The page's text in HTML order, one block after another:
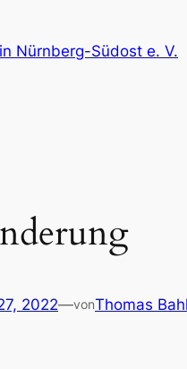
Nürnberg-Südost e. V.
2022—vonThomas